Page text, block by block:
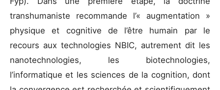
transhumaniste recommande l’« augmentation »
physique et cognitive de l’être humain par le
recours aux technologies NBIC, autrement dit les
nanotechnologies, les biotechnologies,
l’informatique et les sciences de la cognition, dont